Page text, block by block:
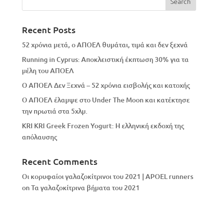
Recent Posts
52 χρόνια μετά, ο ΑΠΟΕΛ θυμάται, τιμά και δεν ξεχνά
Running in Cyprus: Αποκλειστική έκπτωση 30% για τα
μέλη του ΑΠΟΕΛ
Ο ΑΠΟΕΛ Δεν Ξεχνά – 52 χρόνια εισβολής και κατοχής
Ο ΑΠΟΕΛ έλαμψε στο Under The Moon και κατέκτησε
την πρωτιά στα 5χλμ.
KRI KRI Greek Frozen Yogurt: Η ελληνική εκδοχή της
απόλαυσης
Recent Comments
Οι κορυφαίοι γαλαζοκίτρινοι του 2021 | APOEL runners
onΤα γαλαζοκίτρινα βήματα του 2021